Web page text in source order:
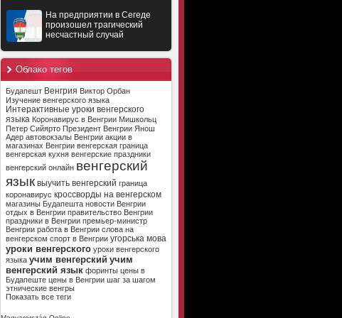
На предприятии в Сегеде
произошел трагический
несчастный случай
Облако тегов
Будапешт Венгрия Виктор Орбан
Изучение венгерского языка
Интерактивные уроки венгерского
языка Коронавирус в Венгрии Мишкольц
Петер Сийярто Президент Венгрии Янош
Адер автовокзалы Венгрии акции в
магазинах Венгрии венгерская граница
венгерская кухня венгерские праздники
венгерский онлайн венгерский
язык выучить венгерский граница
коронавирус кроссворды на венгерском
магазины Будапешта новости Венгрии
отдых в Венгрии правительство Венгрии
праздники в Венгрии премьер-министр
Венгрии работа в Венгрии слова на
венгерском спорт в Венгрии угорська мова
уроки венгерского уроки венгерского
языка учим венгерский учим
венгерский язык форинты цены в
Будапеште цены в Венгрии шаг за шагом
этнические венгры
Показать все теги